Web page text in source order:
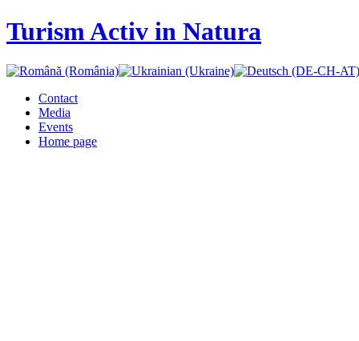
Turism Activ in Natura
Contact
Media
Events
Home page